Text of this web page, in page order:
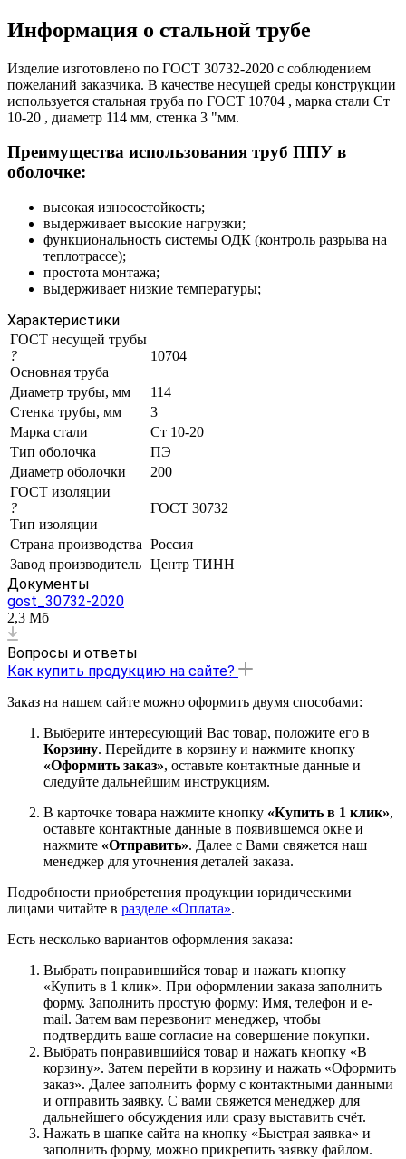
Информация о стальной трубе
Изделие изготовлено по ГОСТ 30732-2020 с соблюдением
пожеланий заказчика. В качестве несущей среды конструкции
используется стальная труба по ГОСТ 10704 , марка стали Ст
10-20 , диаметр 114 мм, стенка 3 "мм.
Преимущества использования труб ППУ в
оболочке:
высокая износостойкость;
выдерживает высокие нагрузки;
функциональность системы ОДК (контроль разрыва на
теплотрассе);
простота монтажа;
выдерживает низкие температуры;
Характеристики
ГОСТ несущей трубы
?
Основная труба
10704
Диаметр трубы, мм
114
Стенка трубы, мм
3
Марка стали
Ст 10-20
Тип оболочка
ПЭ
Диаметр оболочки
200
ГОСТ изоляции
?
Тип изоляции
ГОСТ 30732
Страна производства Россия
Завод производитель Центр ТИНН
Документы
gost_30732-2020
2,3 Мб
Вопросы и ответы
Как купить продукцию на сайте?
Заказ на нашем сайте можно оформить двумя способами:
Выберите интересующий Вас товар, положите его в
Корзину. Перейдите в корзину и нажмите кнопку
«Оформить заказ», оставьте контактные данные и
следуйте дальнейшим инструкциям.
В карточке товара нажмите кнопку «Купить в 1 клик»,
оставьте контактные данные в появившемся окне и
нажмите «Отправить». Далее с Вами свяжется наш
менеджер для уточнения деталей заказа.
Подробности приобретения продукции юридическими
лицами читайте в разделе «Оплата».
Есть несколько вариантов оформления заказа:
Выбрать понравившийся товар и нажать кнопку
«Купить в 1 клик». При оформлении заказа заполнить
форму. Заполнить простую форму: Имя, телефон и e-
mail. Затем вам перезвонит менеджер, чтобы
подтвердить ваше согласие на совершение покупки.
Выбрать понравившийся товар и нажать кнопку «В
корзину». Затем перейти в корзину и нажать «Оформить
заказ». Далее заполнить форму с контактными данными
и отправить заявку. С вами свяжется менеджер для
дальнейшего обсуждения или сразу выставить счёт.
Нажать в шапке сайта на кнопку «Быстрая заявка» и
заполнить форму, можно прикрепить заявку файлом.